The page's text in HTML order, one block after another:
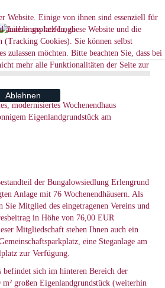
modernisiertes Wochenendhaus
Eigenlandgrundstück am
der Bungalowsiedlung Erlengrund
Anlage mit 76 Wochenendhäusern. Als
Sie Mitglied des eingetragenen Vereins und
in Höhe von 76,00 EUR
Mitgliedschaft stehen Ihnen auch ein
eine Steganlage am
zur Verfügung.
befindet sich im hinteren Bereich der
großen Eigenlandgrundstück (weiterhin
Website. Einige von ihnen sind essenziell für
andere uns helfen, diese Website und die
(Tracking Cookies). Sie können selbst
zulassen möchten. Bitte beachten Sie, dass bei
mehr alle Funktionalitäten der Seite zur
Ablehnen